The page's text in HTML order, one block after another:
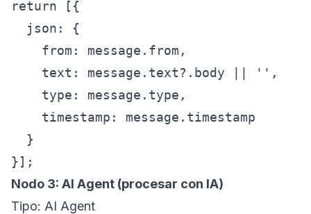
return [{
  json: {
    from: message.from,
    text: message.text?.body || '',
    type: message.type,
    timestamp: message.timestamp
  }
Nodo 3: AI Agent (procesar con IA)
Tipo: AI Agent